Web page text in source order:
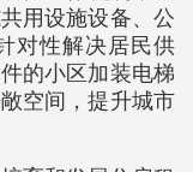
用设施设备、公
对性解决居民供
的小区加装电梯
空间，提升城市